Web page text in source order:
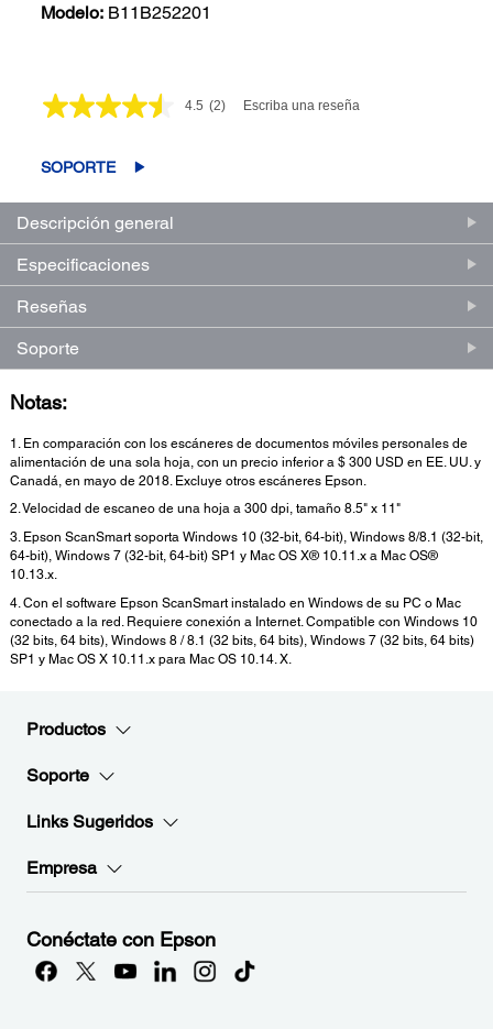
Modelo: B11B252201
4.5 Lea
la
(2) Escriba una reseña
SOPORTE
Descripción general
Especificaciones
Reseñas
Soporte
Notas:
1. En comparación con los escáneres de documentos móviles personales de
alimentación de una sola hoja, con un precio inferior a $ 300 USD en EE. UU. y
Canadá, en mayo de 2018. Excluye otros escáneres Epson.
2. Velocidad de escaneo de una hoja a 300 dpi, tamaño 8.5" x 11"
3. Epson ScanSmart soporta Windows 10 (32-bit, 64-bit), Windows 8/8.1 (32-bit,
64-bit), Windows 7 (32-bit, 64-bit) SP1 y Mac OS X® 10.11.x a Mac OS®
10.13.x.
4. Con el software Epson ScanSmart instalado en Windows de su PC o Mac
conectado a la red. Requiere conexión a Internet. Compatible con Windows 10
(32 bits, 64 bits), Windows 8 / 8.1 (32 bits, 64 bits), Windows 7 (32 bits, 64 bits)
SP1 y Mac OS X 10.11.x para Mac OS 10.14. X.
Productos
Soporte
Links Sugeridos
Empresa
Conéctate con Epson